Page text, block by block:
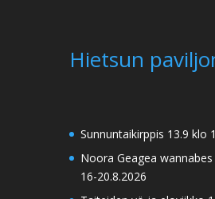
Hietsun
Sunnuntaikirppis 13.9 klo
Noora Geagea
16-20.8.2026